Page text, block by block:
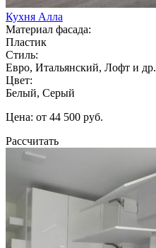
Кухня Алла
Материал фасада:
Пластик
Стиль:
Евро, Итальянский, Лофт и др.
Цвет:
Белый, Серый
Цена: от 44 500 руб.
Рассчитать